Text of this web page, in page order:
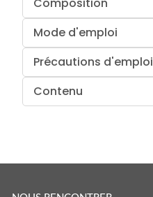
Mode d'emploi
Précautions d'emploi
Contenu